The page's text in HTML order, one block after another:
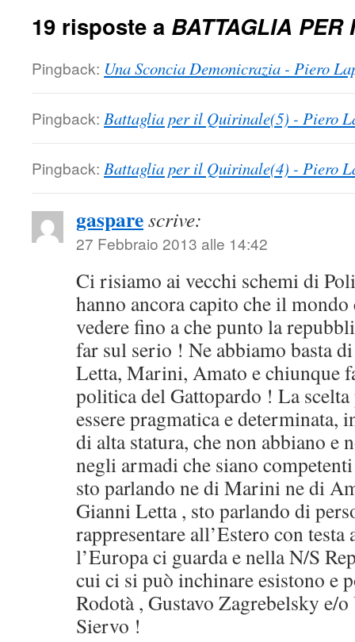
19 risposte a BATTAGLIA
Pingback: Una Sconcia Demonicrazia - Piero
Pingback: Battaglia per il Quirinale(5) - Piero
Pingback: Battaglia per il Quirinale(4) - Piero
gasparescrive:
27 Febbraio 2013 alle 14:42
Ci risiamo ai vecchi schemi di
hanno ancora capito che il
vedere fino a che punto la
far sul serio ! Ne abbiamo basta
Letta, Marini, Amato e chiunque
politica del Gattopardo ! La
essere pragmatica e determinata,
di alta statura, che non abbiano e
negli armadi che siano
sto parlando ne di Marini ne di
Gianni Letta , sto parlando di
rappresentare all’Estero con
l’Europa ci guarda e nella N/S
cui ci si può inchinare esistono e
Rodotà , Gustavo Zagrebelsky e/
Siervo !